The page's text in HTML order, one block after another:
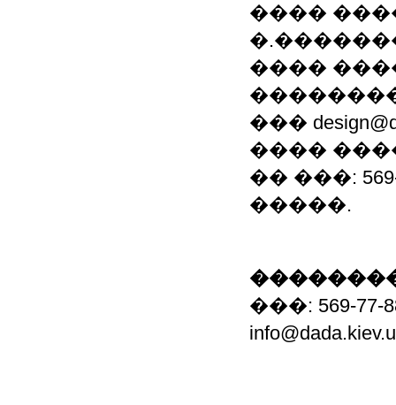
����
����
���
����
�� ���:
�����.
���: 569-77-